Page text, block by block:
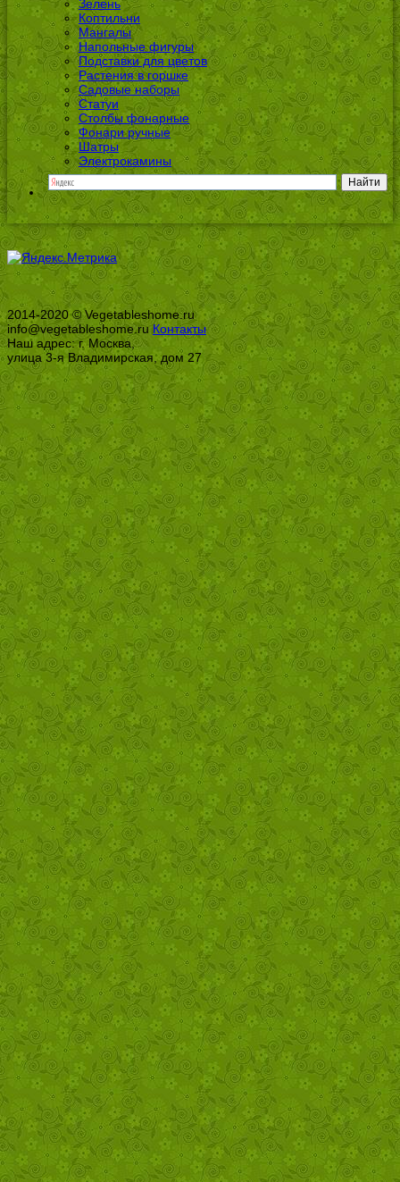
Зелень
Коптильни
Мангалы
Напольные фигуры
Подставки для цветов
Растения в горшке
Садовые наборы
Статуи
Столбы фонарные
Фонари ручные
Шатры
Электрокамины
2014-2020 © Vegetableshome.ru
info@vegetableshome.ruКонтакты
Наш адрес: г. Москва,
улица 3-я Владимирская, дом 27